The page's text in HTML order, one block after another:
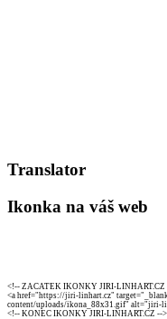
Translator
Ikonka na váš web
<!-- ZACATEK IKONKY JIRI-LINHART.CZ
<a href="https://jiri-linhart.cz"
content/uploads/ikona_88x31.gif" alt="jiri-
<!-- KONEC IKONKY JIRI-LINHART.CZ -->